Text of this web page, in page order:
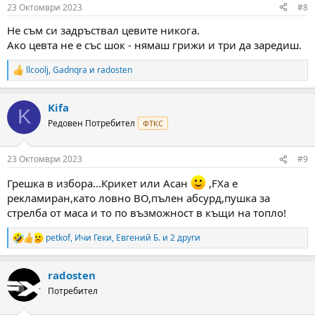
23 Октомври 2023 #8
Не съм си задръствал цевите никога.
Ако цевта не е със шок - нямаш грижи и три да заредиш.
R
e
c
i
s
llcoolj,Gadnqra и radosten
K Kifa
Редовен Потребител ФТКС
23 Октомври 2023 #9
Грешка в избора...Крикет или Асан
,FXа е
рекламиран,като ловно ВО,пълен абсурд,пушка за
стрелба от маса и то по възможност в къщи на топло!
R
e
c
t
i
petkof, Ичи Геки, Евгений Б. и 2 други
radosten
Потребител